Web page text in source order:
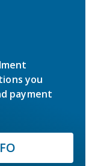
you
payment